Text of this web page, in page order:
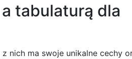
tabulaturą dla
nich ma swoje unikalne cechy